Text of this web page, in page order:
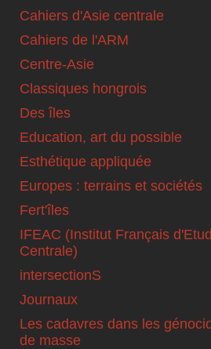
Cahiers d'Asie centrale
Cahiers de l'ARM
Centre-Asie
Classiques hongrois
Des îles
Education, art du possible
Esthétique appliquée
Europes : terrains et sociétés
Fert'îles
IFEAC (Institut Français
Centrale)
intersectionS
Journaux
Les cadavres dans les
de masse